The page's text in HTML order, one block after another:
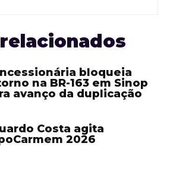
bloqueia
na BR-163 em Sinop
avanço da duplicação
Costa agita
2026